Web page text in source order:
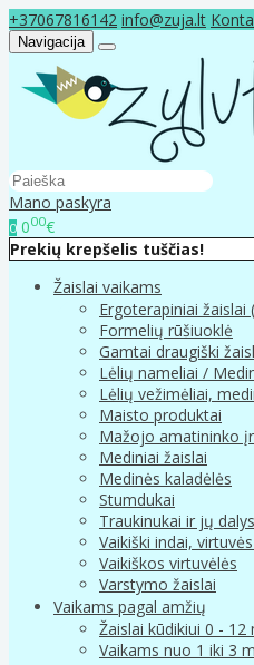
+37067816142 info@zuja.lt
Navigacija
Mano paskyra
0 000€
Prekių krepšelis tuščias!
Žaislai vaikams
Ergoterapiniai žaislai
Formelių rūšiuoklė
Gamtai draugiški
Lėlių nameliai /
Lėlių vežimėliai,
Maisto produktai
Mažojo amatininko
Mediniai žaislai
Medinės kaladėlės
Stumdukai
Traukinukai ir jų
Vaikiški indai,
Vaikiškos virtuvėlės
Varstymo žaislai
Vaikams pagal amžių
Žaislai kūdikiui 0 - 12
Vaikams nuo 1 iki 3